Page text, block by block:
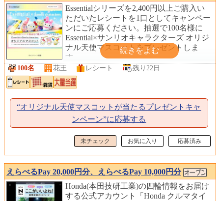
Essentialシリーズを2,400円以上ご購入い
ただいたレシートを1口としてキャンペー
ンにご応募ください。抽選で100名様に
Essential×サンリオキャラクターズ オリジ
ナル天使マスコットをプレゼントしま
す。
100名 花王 レシート 残り22日
“オリジナル天使マスコットが当たるプレゼントキャ
ンペーン”に応募する
未チェック お気に入り 応募済み
えらべるPay 20,000円分、えらべるPay 10,000円分
Honda(本田技研工業)の四輪情報をお届け
する公式アカウント「Honda クルマタイ